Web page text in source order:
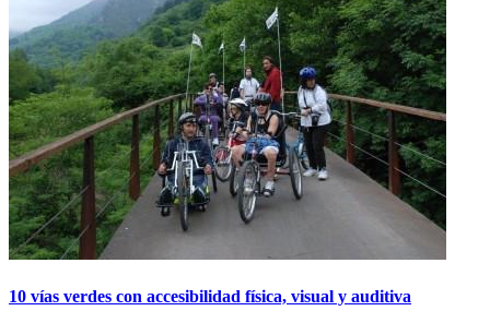
10 vías verdes con accesibilidad física, visual y auditiva